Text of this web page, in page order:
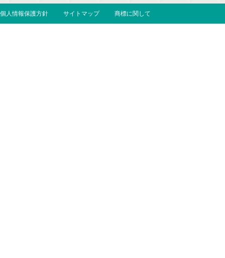
個人情報保護方針 サイトマップ 商標に関して